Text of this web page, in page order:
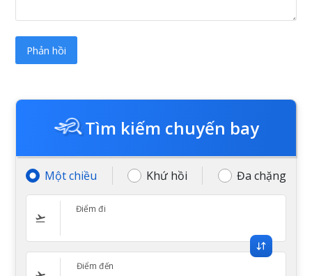
Tìm kiếm chuyến bay
Một chiều Khứ hồi Đa chặng
Điểm đi
Điểm đến